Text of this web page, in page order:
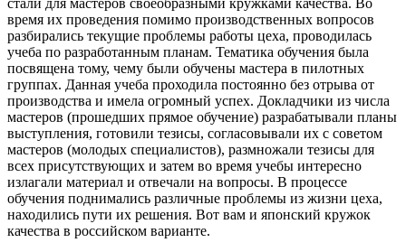
время их проведения помимо производственных вопросов
разбирались текущие проблемы работы цеха, проводилась
учеба по разработанным планам. Тематика обучения была
посвящена тому, чему были обучены мастера в пилотных
группах. Данная учеба проходила постоянно без отрыва от
производства и имела огромный успех. Докладчики из числа
мастеров (прошедших прямое обучение) разрабатывали планы
выступления, готовили тезисы, согласовывали их с советом
мастеров (молодых специалистов), размножали тезисы для
всех присутствующих и затем во время учебы интересно
излагали материал и отвечали на вопросы. В процессе
обучения поднимались различные проблемы из жизни цеха,
находились пути их решения. Вот вам и японский кружок
качества в российском варианте.